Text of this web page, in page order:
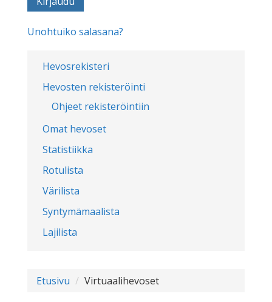
Hevosrekisteri
Hevosten rekisteröinti
Ohjeet rekisteröintiin
Omat hevoset
Statistiikka
Rotulista
Värilista
Syntymämaalista
Lajilista
Unohtuiko salasana?
Etusivu Virtuaalihevoset